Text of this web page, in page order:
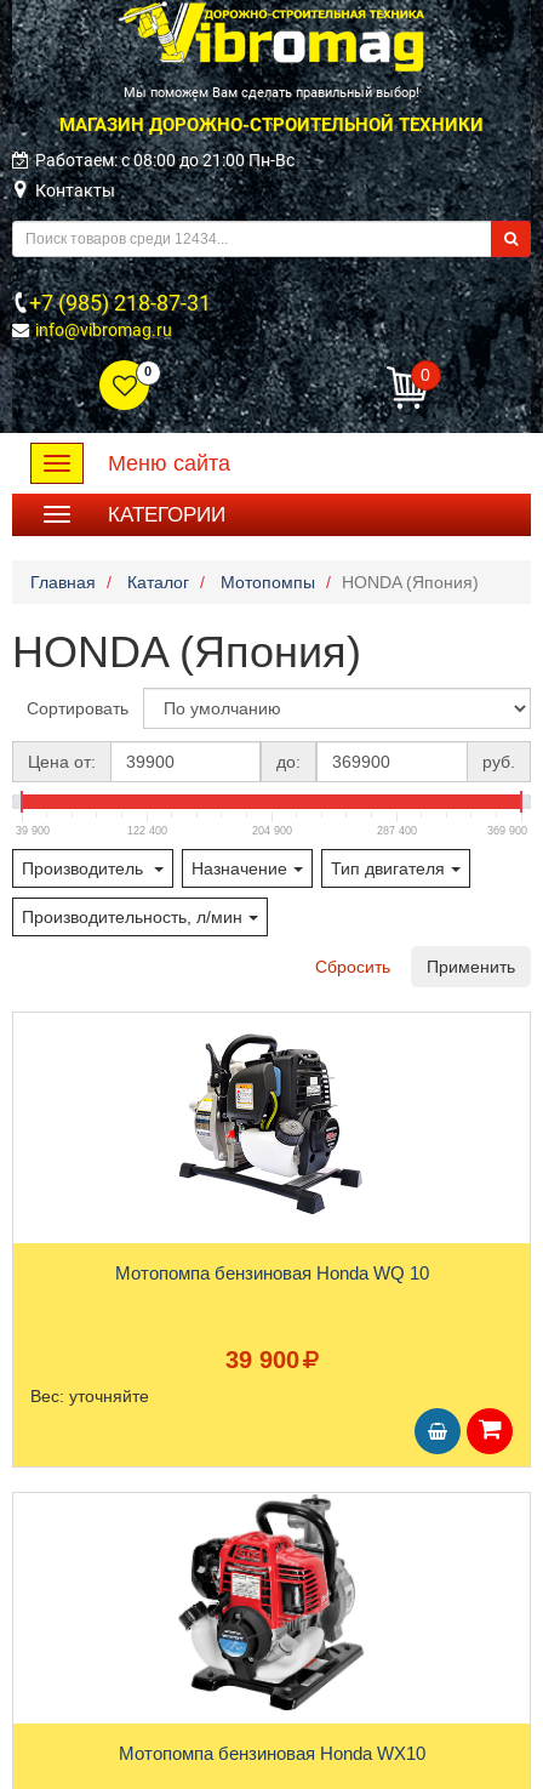
Мы поможем Вам сделать правильный выбор!
МАГАЗИН ДОРОЖНО-СТРОИТЕЛЬНОЙ ТЕХНИКИ
Работаем: c 08:00 до 21:00 Пн-Вс
Контакты
+7 (985) 218-87-31
info@vibromag.ru
0 0
Toggle
navigation
Меню сайта
КАТЕГОРИИ
Главная Каталог Мотопомпы HONDA (Япония)
HONDA (Япония)
Сортировать
Цена от: до: руб.
39 900 122 400 204 900 287 400 369 900
Производитель Назначение Тип двигателя
Производительность, л/мин
Сбросить Применить
Мотопомпа бензиновая Honda WQ 10
39 900
Вес: уточняйте
Мотопомпа бензиновая Honda WX10